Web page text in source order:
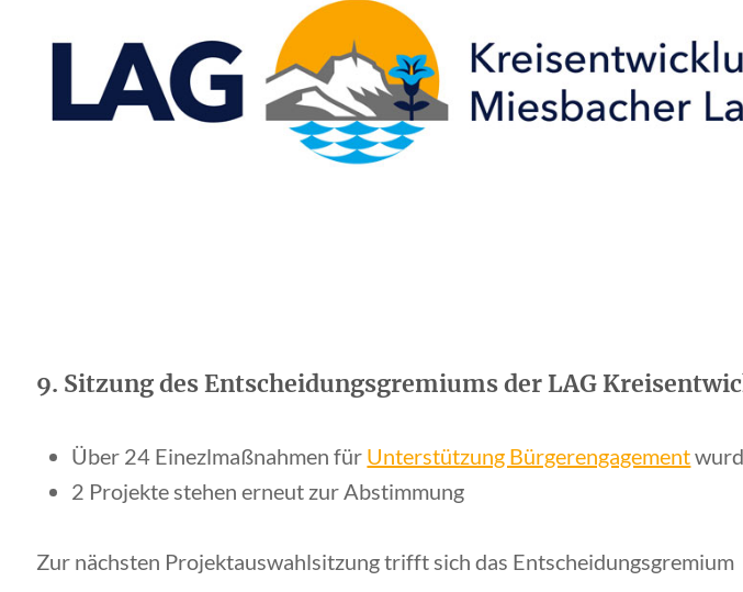
9. Sitzung des Entscheidungsgremiums der LAG
Über 24 Einezlmaßnahmen für Unterstützung Bürgerengagement
2 Projekte stehen erneut zur Abstimmung
Zur nächsten Projektauswahlsitzung trifft sich das Entscheidungsgremium